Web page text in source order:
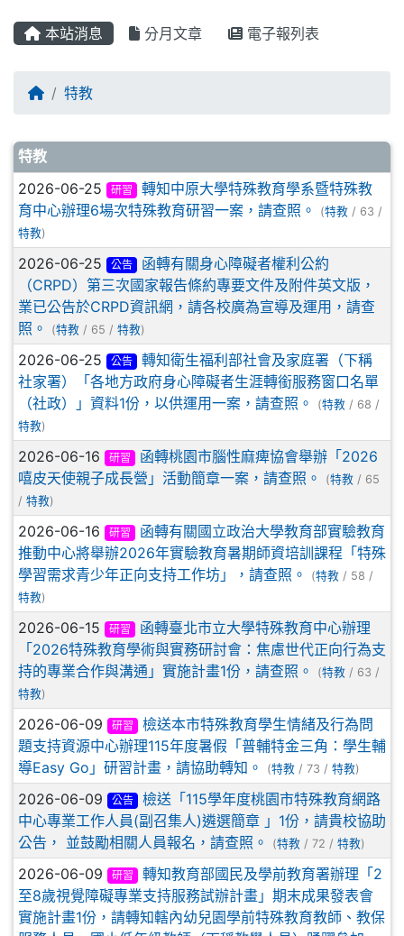
本站消息 分月文章 電子報列表
特教
文章列表
特教
2026-06-25 研習
轉知中原大學特殊教育學系暨特殊教
育中心辦理6場次特殊教育研習一案，請查照。
(特教 / 63 /
特教)
2026-06-25 公告
函轉有關身心障礙者權利公約
（CRPD）第三次國家報告條約專要文件及附件英文版，
業已公告於CRPD資訊網，請各校廣為宣導及運用，請查
照。
(特教 / 65 / 特教)
2026-06-25 公告
轉知衛生福利部社會及家庭署（下稱
社家署）「各地方政府身心障礙者生涯轉銜服務窗口名單
（社政）」資料1份，以供運用一案，請查照。
(特教 / 68 /
特教)
2026-06-16 研習
函轉桃園市腦性麻痺協會舉辦「2026
嘻皮天使親子成長營」活動簡章一案，請查照。
(特教 / 65
/ 特教)
2026-06-16 研習
函轉有關國立政治大學教育部實驗教育
推動中心將舉辦2026年實驗教育暑期師資培訓課程「特殊
學習需求青少年正向支持工作坊」，請查照。
(特教 / 58 /
特教)
2026-06-15 研習
函轉臺北市立大學特殊教育中心辦理
「2026特殊教育學術與實務研討會：焦慮世代正向行為支
持的專業合作與溝通」實施計畫1份，請查照。
(特教 / 63 /
特教)
2026-06-09 研習
檢送本市特殊教育學生情緒及行為問
題支持資源中心辦理115年度暑假「普輔特金三角：學生輔
導Easy Go」研習計畫，請協助轉知。
(特教 / 73 / 特教)
2026-06-09 公告
檢送「115學年度桃園市特殊教育網路
中心專業工作人員(副召集人)遴選簡章 」1份，請貴校協助
公告， 並鼓勵相關人員報名，請查照。
(特教 / 72 / 特教)
2026-06-09 研習
轉知教育部國民及學前教育署辦理「2
至8歲視覺障礙專業支持服務試辦計畫」期末成果發表會
實施計畫1份，請轉知轄內幼兒園學前特殊教育教師、教保